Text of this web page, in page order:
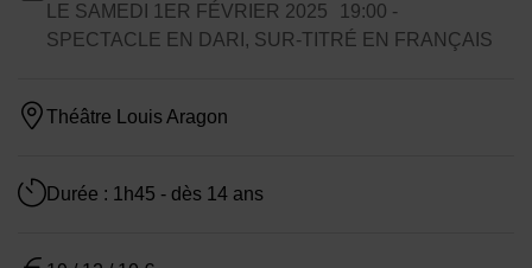
LE SAMEDI 1ER FÉVRIER 2025 19:00 -
SPECTACLE EN DARI, SUR-TITRÉ EN FRANÇAIS
Théâtre Louis Aragon
Durée : 1h45 - dès 14 ans